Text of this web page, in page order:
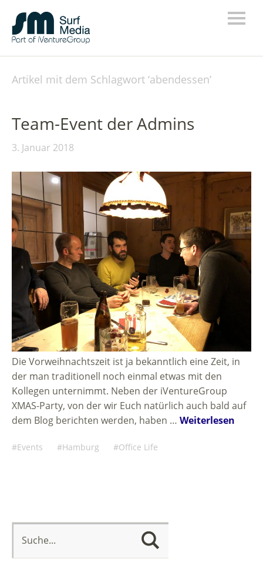
Artikel mit dem Schlagwort ‘abendessen’
Team-Event der Admins
3. Januar 2018
Die Vorweihnachtszeit ist ja bekanntlich eine Zeit, in
der man traditionell noch einmal etwas mit den
Kollegen unternimmt. Neben der iVentureGroup
XMAS-Party, von der wir Euch natürlich auch bald auf
dem Blog berichten werden, haben … Weiterlesen
Events Hamburg Office Life